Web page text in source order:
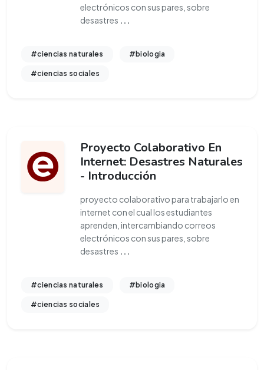
electrónicos con sus pares, sobre
desastres ...
#ciencias naturales #biologia
#ciencias sociales
Proyecto Colaborativo En
Internet: Desastres Naturales
- Introducción
proyecto colaborativo para trabajarlo en
internet con el cual los estudiantes
aprenden, intercambiando correos
electrónicos con sus pares, sobre
desastres ...
#ciencias naturales #biologia
#ciencias sociales